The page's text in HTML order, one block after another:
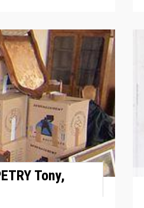
Tony,